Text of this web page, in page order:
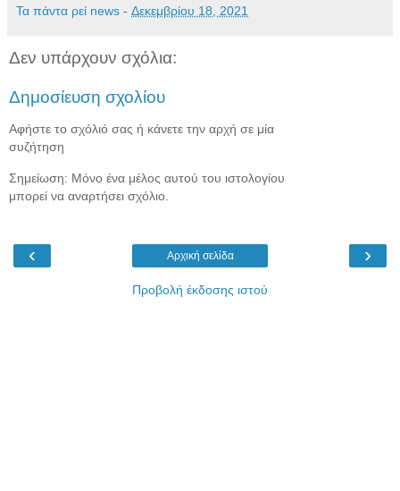
Τα πάντα ρεί news - Δεκεμβρίου 18, 2021
Δεν υπάρχουν σχόλια:
Δημοσίευση σχολίου
Αφήστε το σχόλιό σας ή κάνετε την αρχή σε μία
συζήτηση
Σημείωση: Μόνο ένα μέλος αυτού του ιστολογίου
μπορεί να αναρτήσει σχόλιο.
‹ ›
Αρχική σελίδα
Προβολή έκδοσης ιστού